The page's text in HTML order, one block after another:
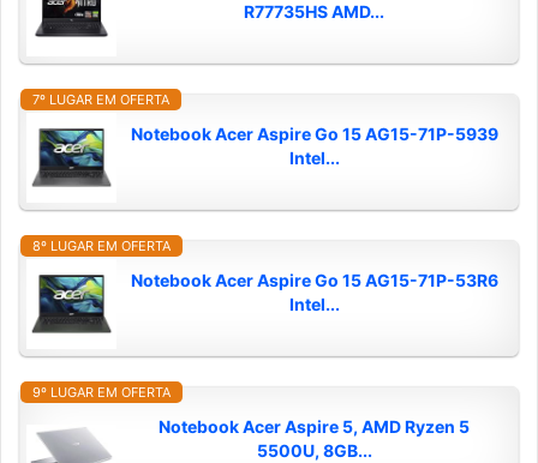
R77735HS AMD...
7º LUGAR EM OFERTA
Notebook Acer Aspire Go 15 AG15-71P-5939
Intel...
8º LUGAR EM OFERTA
Notebook Acer Aspire Go 15 AG15-71P-53R6
Intel...
9º LUGAR EM OFERTA
Notebook Acer Aspire 5, AMD Ryzen 5
5500U, 8GB...